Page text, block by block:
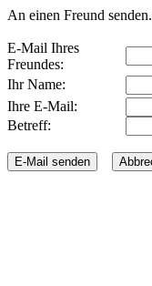
An einen Freund senden.
E-Mail Ihres
Freundes:
Ihr Name:
Ihre E-Mail:
Betreff: